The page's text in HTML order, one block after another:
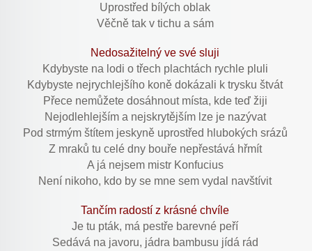
Uprostřed bílých oblak
Věčně tak v tichu a sám
Nedosažitelný ve své sluji
Kdybyste na lodi o třech plachtách rychle pluli
Kdybyste nejrychlejšího koně dokázali k trysku štvát
Přece nemůžete dosáhnout místa, kde teď žiji
Nejodlehlejším a nejskrytějším lze je nazývat
Pod strmým štítem jeskyně uprostřed hlubokých srázů
Z mraků tu celé dny bouře nepřestává hřmít
A já nejsem mistr Konfucius
Není nikoho, kdo by se mne sem vydal navštívit
Tančím radostí z krásné chvíle
Je tu pták, má pestře barevné peří
Sedává na javoru, jádra bambusu jídá rád